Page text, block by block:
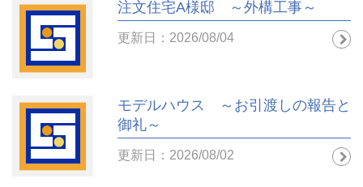
注文住宅A様邸 ～外構工事～
更新日：2026/08/04
モデルハウス ～お引渡しの報告と
御礼～
更新日：2026/08/02